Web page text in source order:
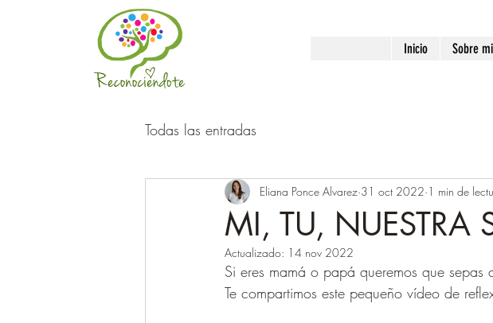
Inicio Sobre mi
Todas las entradas
MI, TU, NUESTRA
Eliana Ponce Alvarez 31 oct 2022 1 min de
Actualizado: 14 nov 2022
Si eres mamá o papá queremos que sepas
Te compartimos este pequeño vídeo de